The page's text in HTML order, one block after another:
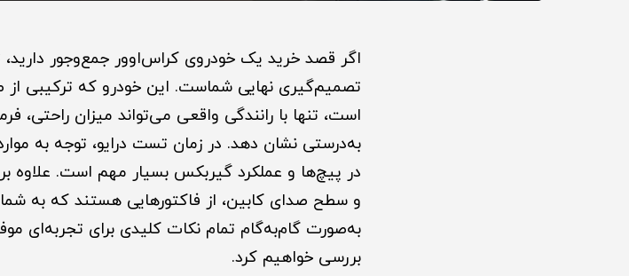
اگر قصد خرید یک خودروی کراس‌اوور جمع‌وجور دارید،
تصمیم‌گیری نهایی شماست. این خودرو که ترکیبی از
است، تنها با رانندگی واقعی می‌تواند میزان راحتی،
به‌درستی نشان دهد. در زمان تست درایو، توجه به
در پیچ‌ها و عملکرد گیربکس بسیار مهم است. علاوه بر
و سطح صدای کابین، از فاکتورهایی هستند که به
به‌صورت گام‌به‌گام تمام نکات کلیدی برای تجربه‌ای
بررسی خواهیم کرد.